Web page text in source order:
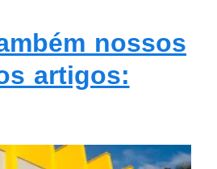
nossos
artigos: